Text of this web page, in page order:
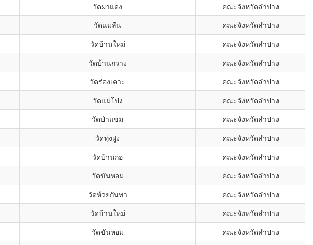
วัดผาแดง
คณะจังหวัดลำปาง
วัดแม่ลืน
คณะจังหวัดลำปาง
วัดบ้านใหม่
คณะจังหวัดลำปาง
วัดบ้านกวาง
คณะจังหวัดลำปาง
วัดร่องเคาะ
คณะจังหวัดลำปาง
วัดแม่โป่ง
คณะจังหวัดลำปาง
วัดป่าแขม
คณะจังหวัดลำปาง
วัดทุ่งฝูง
คณะจังหวัดลำปาง
วัดบ้านก่อ
คณะจังหวัดลำปาง
วัดขันหอม
คณะจังหวัดลำปาง
วัดห้วยกันทา
คณะจังหวัดลำปาง
วัดบ้านใหม่
คณะจังหวัดลำปาง
วัดขันหอม
คณะจังหวัดลำปาง